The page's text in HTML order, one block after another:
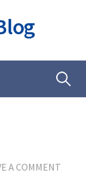
Ricerca
A COMMENT